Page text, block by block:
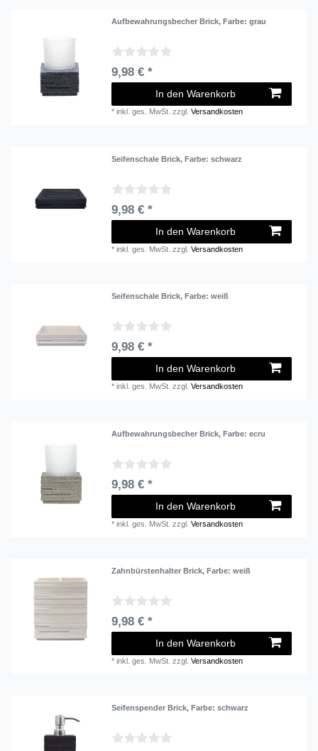
Aufbewahrungsbecher Brick, Farbe: grau
9,98 € *
In den Warenkorb
*inkl. ges. MwSt. zzgl.Versandkosten
Seifenschale Brick, Farbe: schwarz
9,98 € *
In den Warenkorb
*inkl. ges. MwSt. zzgl.Versandkosten
Seifenschale Brick, Farbe: weiß
9,98 € *
In den Warenkorb
*inkl. ges. MwSt. zzgl.Versandkosten
Aufbewahrungsbecher Brick, Farbe: ecru
9,98 € *
In den Warenkorb
*inkl. ges. MwSt. zzgl.Versandkosten
Zahnbürstenhalter Brick, Farbe: weiß
9,98 € *
In den Warenkorb
*inkl. ges. MwSt. zzgl.Versandkosten
Seifenspender Brick, Farbe: schwarz